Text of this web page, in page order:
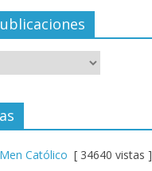
Católico [ 34640 vistas ]